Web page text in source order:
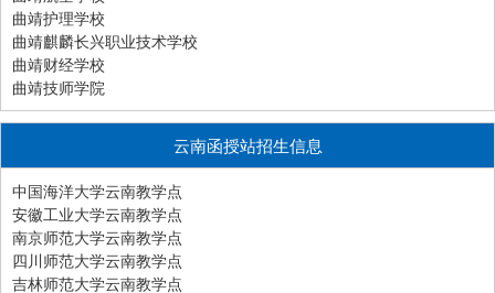
曲靖护理学校
曲靖麒麟长兴职业技术学校
曲靖财经学校
曲靖技师学院
云南函授站招生信息
中国海洋大学云南教学点
安徽工业大学云南教学点
南京师范大学云南教学点
四川师范大学云南教学点
吉林师范大学云南教学点